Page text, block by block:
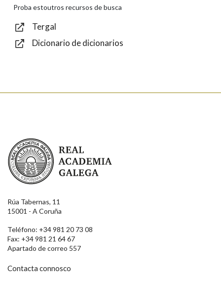
Enviar
Proba estoutros recursos de busca
Tergal
Dicionario de dicionarios
Real Academia Galega
Rúa Tabernas, 11
15001 - A Coruña
Teléfono: +34 981 20 73 08
Fax: +34 981 21 64 67
Apartado de correo 557
Contacta connosco